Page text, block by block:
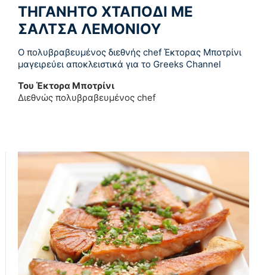
ΤΗΓΑΝΗΤΟ ΧΤΑΠΟΔΙ ΜΕ
ΣΑΛΤΣΑ ΛΕΜΟΝΙΟΥ
Ο πολυβραβευμένος διεθνής chef Έκτορας Μποτρίνι
μαγειρεύει αποκλειστικά για το Greeks Channel
Του Έκτορα Μποτρίνι
Διεθνώς πολυβραβευμένος chef